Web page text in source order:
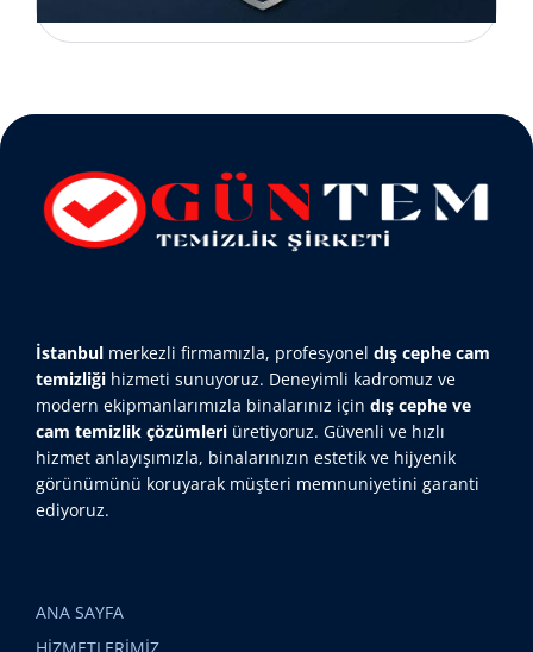
İstanbul merkezli firmamızla, profesyonel dış cephe cam
temizliği hizmeti sunuyoruz. Deneyimli kadromuz ve
modern ekipmanlarımızla binalarınız için dış cephe ve
cam temizlik çözümleri üretiyoruz. Güvenli ve hızlı
hizmet anlayışımızla, binalarınızın estetik ve hijyenik
görünümünü koruyarak müşteri memnuniyetini garanti
ediyoruz.
ANA SAYFA